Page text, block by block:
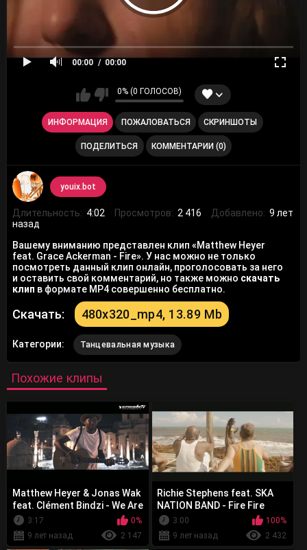
00:00 00:00
0% (0 ГОЛОСОВ)
ИНФОРМАЦИЯ ПОЖАЛОВАТЬСЯ СКРИНШОТЫ
ПОДЕЛИТЬСЯ КОММЕНТАРИИ (0)
youix.bot
Длительность: 4:02 Просмотров: 2 416 Добавлено: 9 лет
назад
Вашему вниманию представлен клип «Matthew Heyer
feat. Grace Ackerman - Fire». У нас можно не только
посмотреть данный клип онлайн, проголосовать за него
и оставить свой комментарий, но также можно скачать
клип в формате MP4 совершенно бесплатно.
Скачать: 480x320_mp4, 13.89 Mb
Категории: Танцевальная музыка
Похожие клипы
Matthew Heyer & Jonas Wak
feat. Clément Bindzi - We Are
Alive3:17
0%
9 лет назад
2 147
Richie Stephens feat. SKA
NATION BAND - Fire Fire
3:00
100%
9 лет назад
2 432